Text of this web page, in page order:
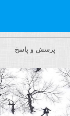
پرسش و پاسخ